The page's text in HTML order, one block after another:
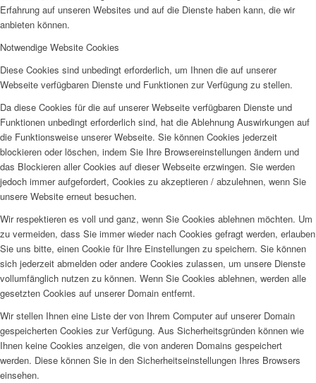
Erfahrung auf unseren Websites und auf die Dienste haben kann, die wir
anbieten können.
Notwendige Website Cookies
Diese Cookies sind unbedingt erforderlich, um Ihnen die auf unserer
Webseite verfügbaren Dienste und Funktionen zur Verfügung zu stellen.
Da diese Cookies für die auf unserer Webseite verfügbaren Dienste und
Funktionen unbedingt erforderlich sind, hat die Ablehnung Auswirkungen auf
die Funktionsweise unserer Webseite. Sie können Cookies jederzeit
blockieren oder löschen, indem Sie Ihre Browsereinstellungen ändern und
das Blockieren aller Cookies auf dieser Webseite erzwingen. Sie werden
jedoch immer aufgefordert, Cookies zu akzeptieren / abzulehnen, wenn Sie
unsere Website erneut besuchen.
Wir respektieren es voll und ganz, wenn Sie Cookies ablehnen möchten. Um
zu vermeiden, dass Sie immer wieder nach Cookies gefragt werden, erlauben
Sie uns bitte, einen Cookie für Ihre Einstellungen zu speichern. Sie können
sich jederzeit abmelden oder andere Cookies zulassen, um unsere Dienste
vollumfänglich nutzen zu können. Wenn Sie Cookies ablehnen, werden alle
gesetzten Cookies auf unserer Domain entfernt.
Wir stellen Ihnen eine Liste der von Ihrem Computer auf unserer Domain
gespeicherten Cookies zur Verfügung. Aus Sicherheitsgründen können wie
Ihnen keine Cookies anzeigen, die von anderen Domains gespeichert
werden. Diese können Sie in den Sicherheitseinstellungen Ihres Browsers
einsehen.